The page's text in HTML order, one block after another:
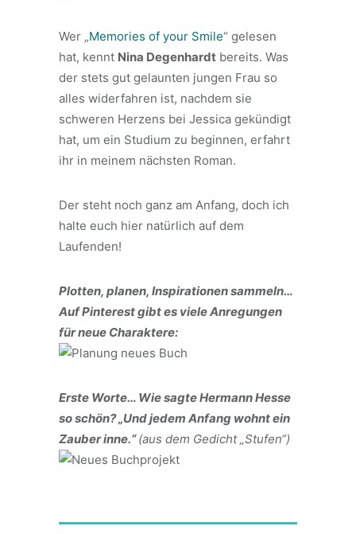
Wer „Memories of your Smile“ gelesen
hat, kennt Nina Degenhardt bereits. Was
der stets gut gelaunten jungen Frau so
alles widerfahren ist, nachdem sie
schweren Herzens bei Jessica gekündigt
hat, um ein Studium zu beginnen, erfahrt
ihr in meinem nächsten Roman.
Der steht noch ganz am Anfang, doch ich
halte euch hier natürlich auf dem
Laufenden!
Plotten, planen, Inspirationen sammeln…
Auf Pinterest gibt es viele Anregungen
für neue Charaktere:
Erste Worte… Wie sagte Hermann Hesse
so schön?„Und jedem Anfang wohnt ein
Zauber inne.“(aus dem Gedicht „Stufen“)